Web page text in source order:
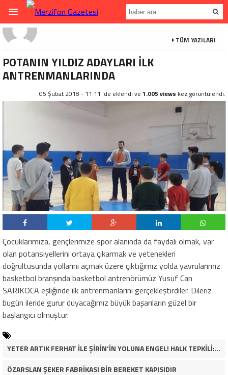
TÜM YAZILARI
POTANIN YILDIZ ADAYLARI İLK
ANTRENMANLARINDA
05 Şubat 2018 - 11:11 'de eklendi ve 1.005 views kez görüntülendi.
Çocuklarımıza, gençlerimize spor alanında da faydalı olmak, var
olan potansiyellerini ortaya çıkarmak ve yetenekleri
doğrultusunda yollarını açmak üzere çıktığımız yolda yavrularımız
basketbol branşında basketbol antrenörümüz Yusuf Can
SARIKOCA eşliğinde ilk antrenmanlarını gerçekleştirdiler. Dileriz
bugün ileride gurur duyacağımız büyük başarıların güzel bir
başlangıcı olmuştur.
YETER ARTIK FERHAT İLE ŞİRİN’İN YOLUNA ENGEL! HALK TEPKİLİ: “YOLU KAPATMAK ÇÖZÜM DEĞİL, GÖREVİNİ YAP!”
ÖZARSLAN ŞEKER FABRİKASI BİR BEREKET KAPISIDIR